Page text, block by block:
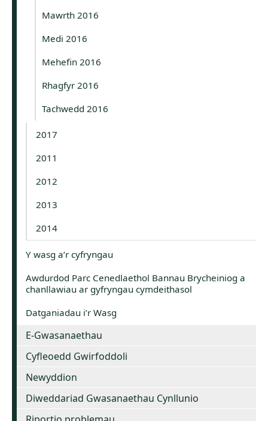
Mawrth 2016
Medi 2016
Mehefin 2016
Rhagfyr 2016
Tachwedd 2016
2017
2011
2012
2013
2014
Y wasg a’r cyfryngau
Awdurdod Parc Cenedlaethol Bannau Brycheiniog a
chanllawiau ar gyfryngau cymdeithasol
Datganiadau i’r Wasg
E-Gwasanaethau
Cyfleoedd Gwirfoddoli
Newyddion
Diweddariad Gwasanaethau Cynllunio